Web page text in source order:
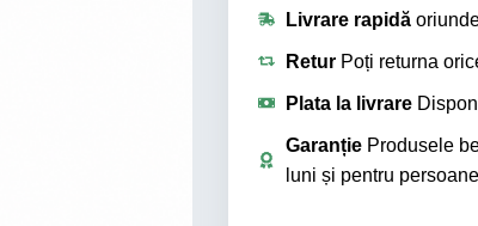
Livrare rapidă
ReturPoți returna
Plata la livrare
Garanție Produsele
luni și pentru